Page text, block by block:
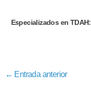
Especializados en TDAH:
← Entrada anterior